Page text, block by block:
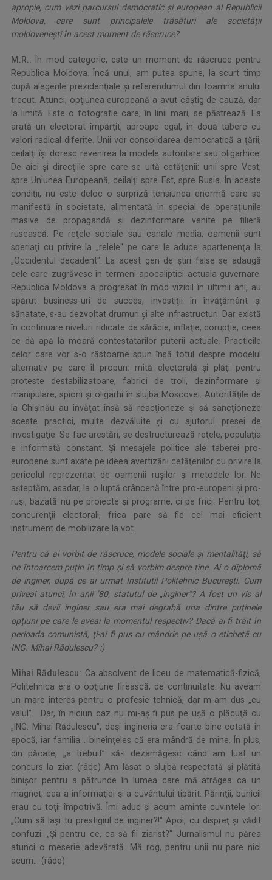
apropie, cum vezi parcursul democratic și european al Republicii
Moldova, care sunt principalele trăsături ale societății
moldovenești în acest moment de răscruce?
M.R.: În mod categoric, este un moment de răscruce pentru
Republica Moldova. Încă unul, am putea spune, la scurt timp
după alegerile prezidenţiale şi referendumul din toamna anului
trecut. Atunci, opţiunea europeană a avut câştig de cauză, dar
la limită. Este o fotografie care, în linii mari, se păstrează. Ea
arată un electorat împărţit, aproape egal, în două tabere cu
valori radical diferite. Unii vor consolidarea democratică a ţării,
ceilalţi îşi doresc revenirea la modele autoritare sau oligarhice.
De aici şi direcţiile spre care se uită cetăţenii: unii spre Vest,
spre Uniunea Europeană, ceilalţi spre Est, spre Rusia. În aceste
condiţii, nu este deloc o surpriză tensiunea enormă care se
manifestă în societate, alimentată în special de operaţiunile
masive de propagandă şi dezinformare venite pe filieră
rusească. Pe reţele sociale sau canale media, oamenii sunt
speriaţi cu privire la „relele" pe care le aduce apartenenţa la
„Occidentul decadent". La acest gen de ştiri false se adaugă
cele care zugrăvesc în termeni apocaliptici actuala guvernare.
Republica Moldova a progresat în mod vizibil în ultimii ani, au
apărut business-uri de succes, investiţii în învăţământ şi
sănatate, s-au dezvoltat drumuri şi alte infrastructuri. Dar există
în continuare niveluri ridicate de sărăcie, inflaţie, corupţie, ceea
ce dă apă la moară contestatarilor puterii actuale. Practicile
celor care vor s-o răstoarne spun însă totul despre modelul
alternativ pe care îl propun: mită electorală şi plăţi pentru
proteste destabilizatoare, fabrici de troli, dezinformare şi
manipulare, spioni şi oligarhi în slujba Moscovei. Autorităţile de
la Chişinău au învăţat însă să reacţioneze şi să sancţioneze
aceste practici, multe dezvăluite şi cu ajutorul presei de
investigaţie. Se fac arestări, se destructurează reţele, populaţia
e informată constant. Şi mesajele politice ale taberei pro-
europene sunt axate pe ideea avertizării cetăţenilor cu privire la
pericolul reprezentat de oamenii ruşilor şi metodele lor. Ne
aşteptăm, asadar, la o luptă crâncenă între pro-europeni şi pro-
ruşi, bazată nu pe proiecte şi programe, ci pe frici. Pentru toţi
concurenţii electorali, frica pare să fie cel mai eficient
instrument de mobilizare la vot.
Pentru că ai vorbit de răscruce, modele sociale şi mentalităţi, să
ne întoarcem puţin în timp şi să vorbim despre tine. Ai o diplomă
de inginer, după ce ai urmat Institutil Politehnic Bucureşti. Cum
priveai atunci, în anii ’80, statutul de „inginer”? A fost un vis al
tău să devii inginer sau era mai degrabă una dintre puţinele
opţiuni pe care le aveai la momentul respectiv? Dacă ai fi trăit în
perioada comunistă, ţi-ai fi pus cu mândrie pe uşă o etichetă cu
ING. Mihai Rădulescu? :)
Mihai Rădulescu: Ca absolvent de liceu de matematică-fizică,
Politehnica era o opţiune firească, de continuitate. Nu aveam
un mare interes pentru o profesie tehnică, dar m-am dus „cu
valul". Dar, în niciun caz nu mi-aş fi pus pe uşă o plăcuţă cu
„ING. Mihai Rădulescu", deşi ingineria era foarte bine cotată în
epocă, iar familia... bineînţeles că era mândră de mine. În plus,
din păcate, „a trebuit” să-i dezamăgesc când am luat un
concurs la ziar. (râde) Am lăsat o slujbă respectată şi plătită
binişor pentru a pătrunde în lumea care mă atrăgea ca un
magnet, cea a informaţiei şi a cuvântului tipărit. Părinţii, bunicii
erau cu toţii împotrivă. Îmi aduc şi acum aminte cuvintele lor:
„Cum să laşi tu prestigiul de inginer?!" Apoi, cu dispreţ şi vădit
confuzi: „Şi pentru ce, ca să fii ziarist?" Jurnalismul nu părea
atunci o meserie adevărată. Mă rog, pentru unii nu pare nici
acum... (râde)